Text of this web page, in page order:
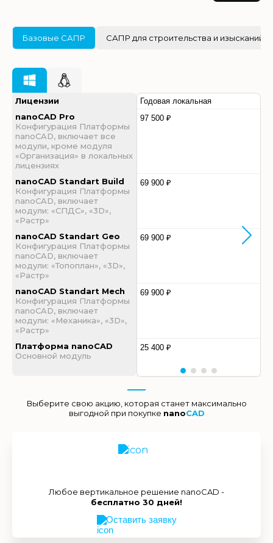
Базовые САПР САПР для строительства и изысканий
Лицензии
nanoCAD Pro
Конфигурация Платформы
nanoCAD, включает все
модули, кроме модуля
«Организация» в локальных
лицензиях
nanoCAD Standart Build
Конфигурация Платформы
nanoCAD, включает
модули: «СПДС», «3D»,
«Растр»
nanoCAD Standart Geo
Конфигурация Платформы
nanoCAD, включает
модули: «Топоплан», «3D»,
«Растр»
nanoCAD Standart Mech
Конфигурация Платформы
nanoCAD, включает
модули: «Механика», «3D»,
«Растр»
Платформа nanoCAD
Основной модуль
Годовая локальная
97 500 ₽
69 900 ₽
69 900 ₽
69 900 ₽
25 400 ₽
Выберите свою акцию, которая станет максимально
выгодной при покупке nanoCAD
Любое вертикальное решение nanoCAD -
бесплатно 30 дней!
Оставить заявку